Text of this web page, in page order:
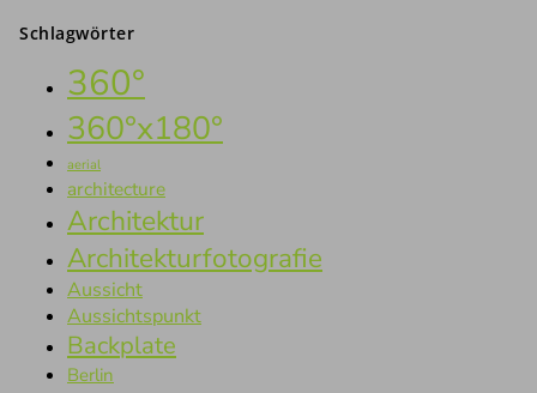
Schlagwörter
360°
360°x180°
aerial
architecture
Architektur
Architekturfotografie
Aussicht
Aussichtspunkt
Backplate
Berlin